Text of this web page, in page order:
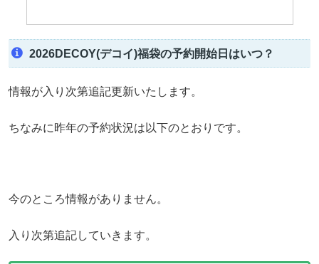
2026DECOY(デコイ)福袋の予約開始日はいつ？
情報が入り次第追記更新いたします。
ちなみに昨年の予約状況は以下のとおりです。
今のところ情報がありません。
入り次第追記していきます。